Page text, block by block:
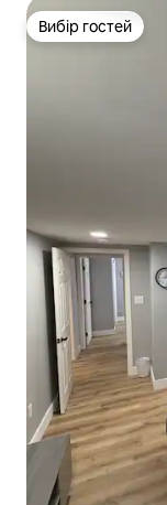
Вибір гостей
Вибір гостей